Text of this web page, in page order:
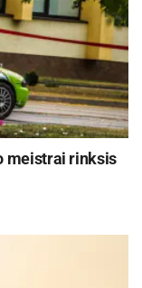
meistrai rinksis